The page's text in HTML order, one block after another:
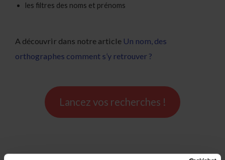
les filtres des noms et prénoms
A découvrir dans notre article Un nom, des
orthographes comment s’y retrouver ?
Lancez vos recherches !